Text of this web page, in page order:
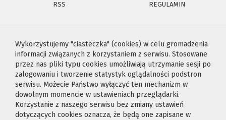
RSS
REGULAMIN
Wykorzystujemy "ciasteczka" (cookies) w celu gromadzenia
informacji związanych z korzystaniem z serwisu. Stosowane
przez nas pliki typu cookies umożliwiają utrzymanie sesji po
zalogowaniu i tworzenie statystyk oglądalności podstron
serwisu. Możecie Państwo wyłączyć ten mechanizm w
dowolnym momencie w ustawieniach przeglądarki.
Korzystanie z naszego serwisu bez zmiany ustawień
dotyczących cookies oznacza, że będą one zapisane w